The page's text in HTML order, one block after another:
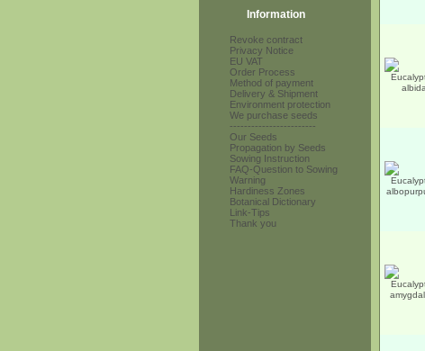
Information
Revoke contract
Privacy Notice
EU VAT
Order Process
Method of payment
Delivery & Shipment
Environment protection
We purchase seeds
------------------------
Our Seeds
Propagation by Seeds
Sowing Instruction
FAQ-Question to Sowing
Warning
Hardiness Zones
Botanical Dictionary
Link-Tips
Thank you